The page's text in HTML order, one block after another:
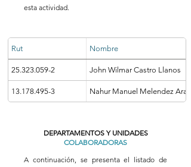
esta actividad.
Rut Nombre
25.323.059-2 John Wilmar Castro Llanos
13.178.495-3 Nahur Manuel Melendez Araya
DEPARTAMENTOS Y UNIDADES
COLABORADORAS
A continuación, se presenta el listado de